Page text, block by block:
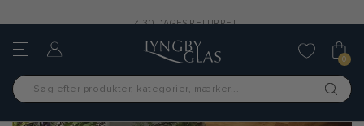
30 DAGES RETURRET
0